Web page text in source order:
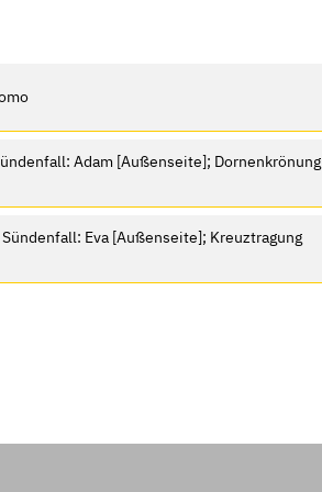
Adam [Außenseite]; Dornenkrönung
Eva [Außenseite]; Kreuztragung